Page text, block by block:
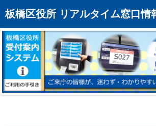
板橋区役所 リアルタイム窓口情
トップページへ
混雑予想カレンダー
リアルタイム混雑状況
リアルタイム受付番号状況
メール通知登録